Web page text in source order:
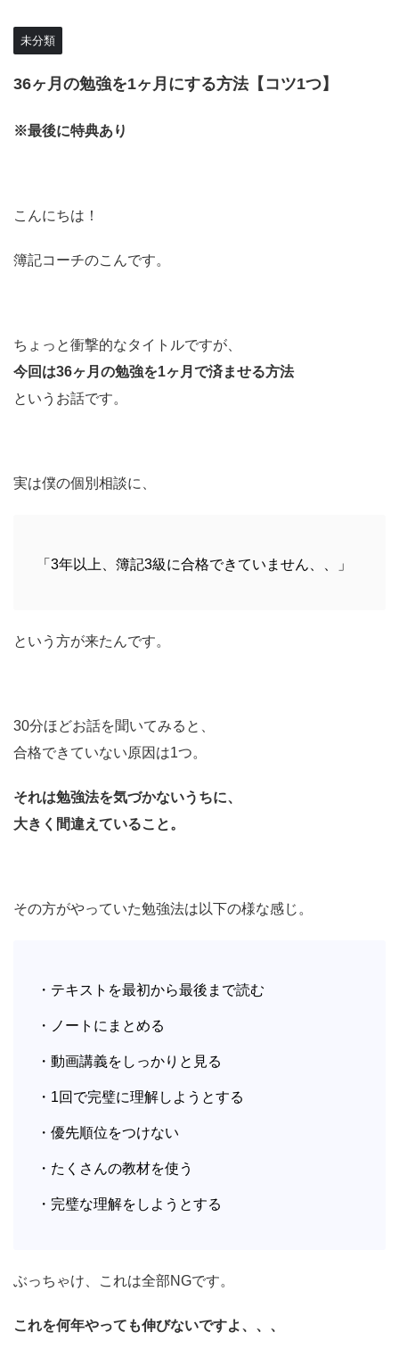
未分類
36ヶ月の勉強を1ヶ月にする方法【コツ1つ】
※最後に特典あり
こんにちは！
簿記コーチのこんです。
ちょっと衝撃的なタイトルですが、
今回は36ヶ月の勉強を1ヶ月で済ませる方法
というお話です。
実は僕の個別相談に、
「3年以上、簿記3級に合格できていません、、」
という方が来たんです。
30分ほどお話を聞いてみると、
合格できていない原因は1つ。
それは勉強法を気づかないうちに、
大きく間違えていること。
その方がやっていた勉強法は以下の様な感じ。
・テキストを最初から最後まで読む
・ノートにまとめる
・動画講義をしっかりと見る
・1回で完璧に理解しようとする
・優先順位をつけない
・たくさんの教材を使う
・完璧な理解をしようとする
ぶっちゃけ、これは全部NGです。
これを何年やっても伸びないですよ、、、